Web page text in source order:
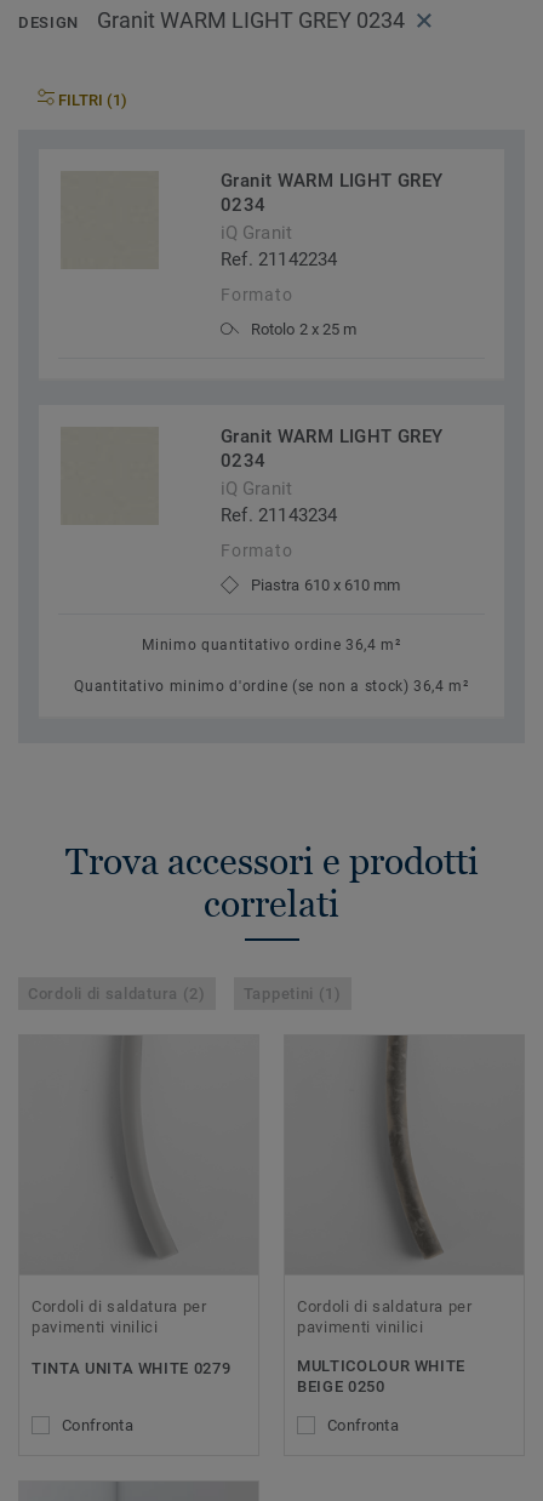
DESIGN Granit WARM LIGHT GREY 0234
FILTRI (1)
Granit WARM LIGHT GREY
0234
iQ Granit
Ref. 21142234
Formato
Rotolo 2 x 25 m
Granit WARM LIGHT GREY
0234
iQ Granit
Ref. 21143234
Formato
Piastra 610 x 610 mm
Minimo quantitativo ordine 36,4 m²
Quantitativo minimo d'ordine (se non a stock) 36,4 m²
Trova accessori e prodotti
correlati
Cordoli di saldatura (2) Tappetini (1)
Cordoli di saldatura per
pavimenti vinilici
TINTA UNITA WHITE 0279
Confronta
Cordoli di saldatura per
pavimenti vinilici
MULTICOLOUR WHITE
BEIGE 0250
Confronta